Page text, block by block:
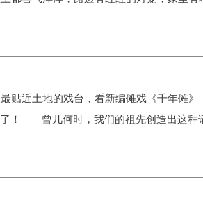
近土地的戏台，看新编傩戏《千年傩》
了！ 曾几何时，我们的祖先创造出这种